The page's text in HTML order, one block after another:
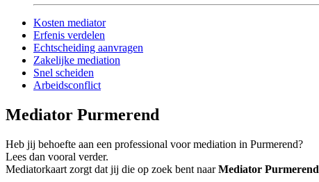
Kosten mediator
Erfenis verdelen
Echtscheiding aanvragen
Zakelijke mediation
Snel scheiden
Arbeidsconflict
Mediator Purmerend
Heb jij behoefte aan een professional voor mediation in Purmerend?
Lees dan vooral verder.
Mediatorkaart zorgt dat jij die op zoek bent naarMediator Purmerend